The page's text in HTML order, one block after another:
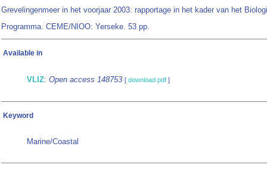
Grevelingenmeer in het voorjaar 2003: rapportage in het kader van het
Programma. CEME/NIOO: Yerseke. 53 pp.
Available in
VLIZ: Open access 148753 [ download pdf ]
Keyword
Marine/Coastal